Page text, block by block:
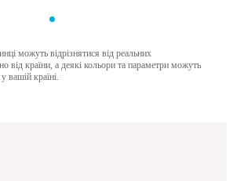
можуть відрізнятися від реальних
від країни, а деякі кольори та параметри можуть
вашій країні.